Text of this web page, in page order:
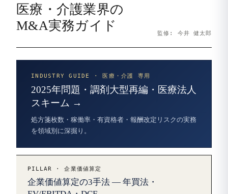
医療・介護業界の
M&A実務ガイド
監修: 今井 健太郎
INDUSTRY GUIDE · 医療・介護 専用
2025年問題・調剤大型再編・医療法人
スキーム →
処方箋枚数・稼働率・有資格者・報酬改定リスクの実務
を領域別に深掘り。
PILLAR · 企業価値算定
企業価値算定の3手法 — 年買法・